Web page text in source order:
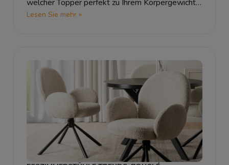
welcher Topper perfekt zu Ihrem Körpergewicht
und Ihren Schlafgewohnheiten passen.
Lesen Sie mehr »